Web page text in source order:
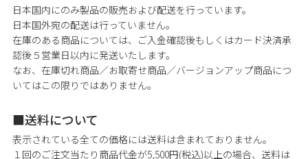
日本国内にのみ製品の販売および配送を行っています。
日本国外宛の配送は行っていません。
在庫のある商品については、ご入金確認後もしくはカード決済承
認後５営業日以内に発送いたします。
なお、在庫切れ商品／お取寄せ商品／バージョンアップ商品につ
いてはこの限りではありません。
送料について
表示されている全ての価格には送料は含まれておりません。
１回のご注文当たり商品代金が5,500円(税込)以上の場合、送料は